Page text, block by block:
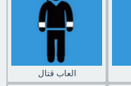
العاب قتال